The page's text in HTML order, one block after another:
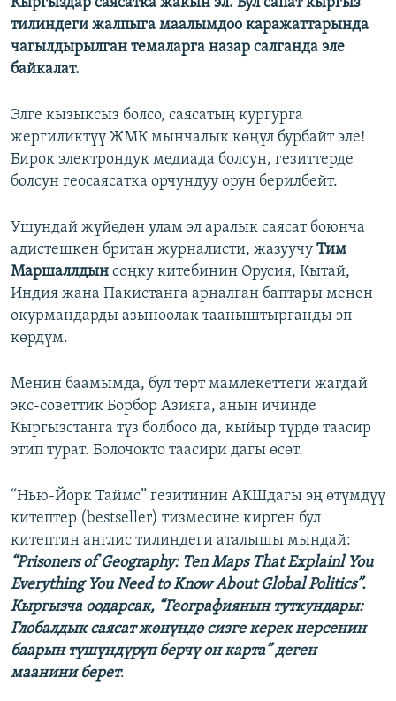
Кыргыздар саясатка жакын эл. Бул сапат кыргыз
тилиндеги жалпыга маалымдоо каражаттарында
чагылдырылган темаларга назар салганда эле
байкалат.
Элге кызыксыз болсо, саясатың кургурга
жергиликтүү ЖМК мынчалык көңүл бурбайт эле!
Бирок электрондук медиада болсун, гезиттерде
болсун геосаясатка орчундуу орун берилбейт.
Ушундай жүйөдөн улам эл аралык саясат боюнча
адистешкен британ журналисти, жазуучу Тим
Маршаллдын соңку китебинин Орусия, Кытай,
Индия жана Пакистанга арналган баптары менен
окурмандарды азыноолак тааныштырганды эп
көрдүм.
Менин баамымда, бул төрт мамлекеттеги жагдай
экс-советтик Борбор Азияга, анын ичинде
Кыргызстанга түз болбосо да, кыйыр түрдө таасир
этип турат. Болочокто таасири дагы өсөт.
“Нью-Йорк Таймс” гезитинин АКШдагы эң өтүмдүү
китептер (bestseller) тизмесине кирген бул
китептин англис тилиндеги аталышы мындай:
“Prisoners of Geography: Ten Maps That Explainl You
Everything You Need to Know About Global Politics”.
Кыргызча оодарсак, “Географиянын туткундары:
Глобалдык саясат жөнүндө сизге керек нерсенин
баарын түшүндүрүп берчү он карта” деген
маанини берет.